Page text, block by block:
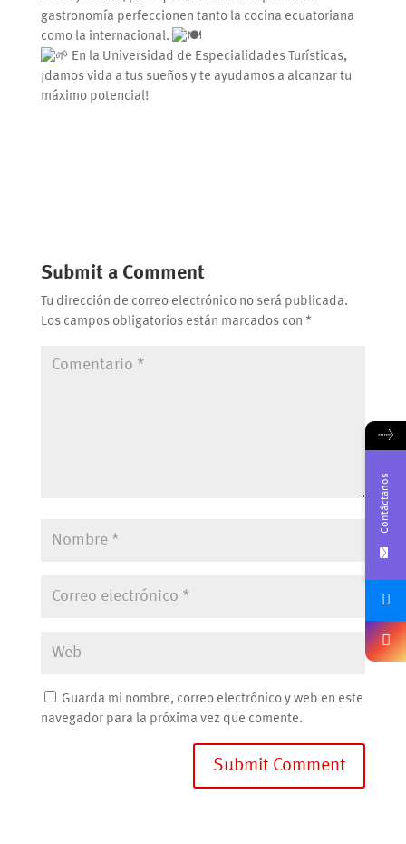
gastronomía perfeccionen tanto la cocina ecuatoriana
como la internacional.
En la Universidad de Especialidades Turísticas,
¡damos vida a tus sueños y te ayudamos a alcanzar tu
máximo potencial!
Submit a Comment
Tu dirección de correo electrónico no será publicada.
Los campos obligatorios están marcados con *
Guarda mi nombre, correo electrónico y web en este
navegador para la próxima vez que comente.
→
Contáctanos